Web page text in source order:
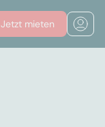
Jetzt mieten